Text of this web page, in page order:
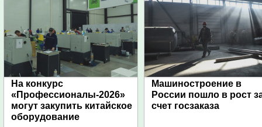
На конкурс
«Профессионалы-2026»
могут закупить китайское
оборудование
Машиностроение в
России пошло в рост
счет госзаказа